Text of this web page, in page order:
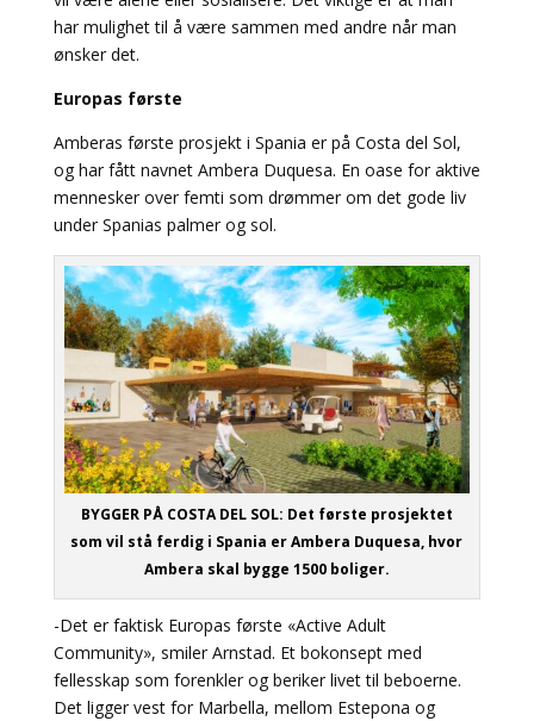
har mulighet til å være sammen med andre når man
ønsker det.
Europas første
Amberas første prosjekt i Spania er på Costa del Sol,
og har fått navnet Ambera Duquesa. En oase for aktive
mennesker over femti som drømmer om det gode liv
under Spanias palmer og sol.
BYGGER PÅ COSTA DEL SOL: Det første prosjektet
som vil stå ferdig i Spania er Ambera Duquesa, hvor
Ambera skal bygge 1500 boliger.
-Det er faktisk Europas første «Active Adult
Community», smiler Arnstad. Et bokonsept med
fellesskap som forenkler og beriker livet til beboerne.
Det ligger vest for Marbella, mellom Estepona og